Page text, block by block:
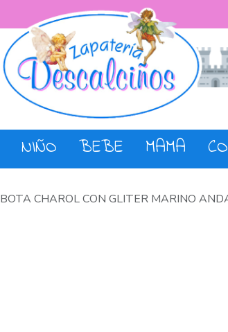
NIÑO BEBE MAMA
BOTA CHAROL CON GLITER MARINO